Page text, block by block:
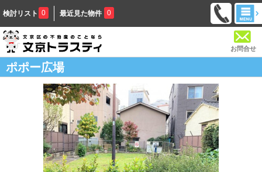
検討リスト 0 最近見た物件 0
お問合せ
ポポー広場